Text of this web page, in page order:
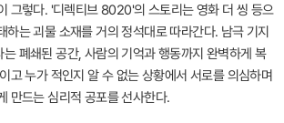
그렇다. '디렉티브 8020'의 스토리는 영화 더 씽 등으
하는 괴물 소재를 거의 정석대로 따라간다. 남극 기지
폐쇄된 공간, 사람의 기억과 행동까지 완벽하게 복
고 누가 적인지 알 수 없는 상황에서 서로를 의심하며
만드는 심리적 공포를 선사한다.